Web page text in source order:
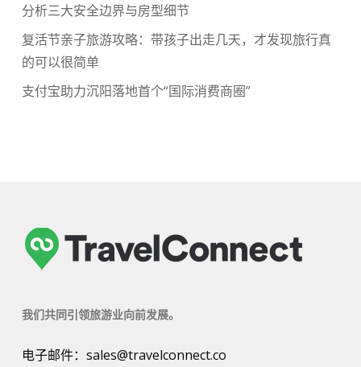
分析三大安全边界与房型细节
复活节亲子旅游攻略：带孩子出走几天，才发现旅行真
的可以很简单
支付宝助力沉阳落地首个“国际消费商圈”
我们共同引领旅游业向前发展。
电子邮件： sales@travelconnect.co